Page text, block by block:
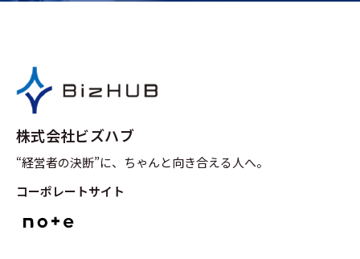
株式会社ビズハブ
“経営者の決断”に、ちゃんと向き合える人へ。
コーポレートサイト